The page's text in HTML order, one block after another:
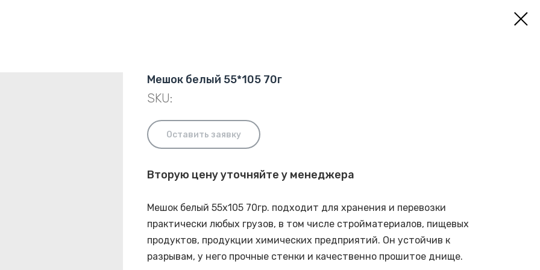
Мешок белый 55*105 70г
SKU:
Оставить заявку
Вторую цену уточняйте у менеджера
Мешок белый 55х105 70гр. подходит для хранения и перевозки
практически любых грузов, в том числе стройматериалов, пищевых
продуктов, продукции химических предприятий. Он устойчив к
разрывам, у него прочные стенки и качественно прошитое днище.